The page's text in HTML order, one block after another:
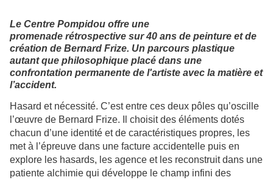
Le Centre Pompidou offre une
promenade rétrospective sur 40 ans de peinture et de
création de Bernard Frize. Un parcours plastique
autant que philosophique placé dans une
confrontation permanente de l'artiste avec la matière et
l’accident.
Hasard et nécessité. C’est entre ces deux pôles qu’oscille
l’œuvre de Bernard Frize. Il choisit des éléments dotés
chacun d’une identité et de caractéristiques propres, les
met à l’épreuve dans une facture accidentelle puis en
explore les hasards, les agence et les reconstruit dans une
patiente alchimie qui développe le champ infini des